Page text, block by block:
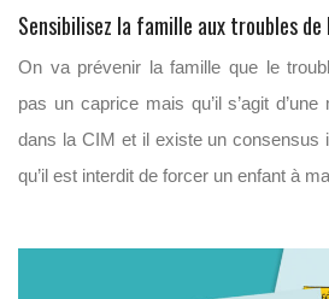
Sensibilisez la famille aux troubles de
On va prévenir la famille que le
pas un caprice mais qu’il s’agit d’une
dans la CIM et il existe un consensus
qu’il est interdit de forcer un enfant à